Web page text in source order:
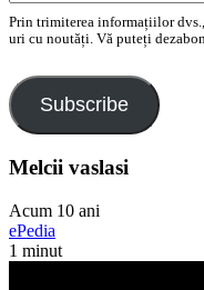
Prin trimiterea informațiilor
uri cu noutăți. Vă puteți
Subscribe
Melcii vaslasi
Acum 10 ani
ePedia
1 minut